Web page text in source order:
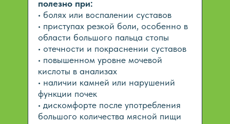
полезно при:
• болях или воспалении суставов
• приступах резкой боли, особенно в
области большого пальца стопы
• отечности и покраснении суставов
• повышенном уровне мочевой
кислоты в анализах
• наличии камней или нарушений
функции почек
• дискомфорте после употребления
большого количества мясной пищи